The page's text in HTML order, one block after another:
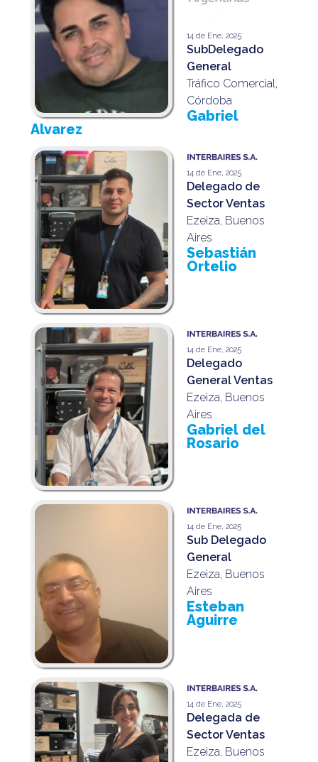
14 de Ene, 2025
SubDelegado
General
Tráfico Comercial,
Córdoba
Gabriel
Alvarez
14 de Ene, 2025
Delegado de
Sector Ventas
Ezeiza, Buenos
Aires
Sebastián
Ortelio
14 de Ene, 2025
Delegado
General Ventas
Ezeiza, Buenos
Aires
Gabriel del
Rosario
14 de Ene, 2025
Sub Delegado
General
Ezeiza, Buenos
Aires
Esteban
Aguirre
14 de Ene, 2025
Delegada de
Sector Ventas
Ezeiza, Buenos